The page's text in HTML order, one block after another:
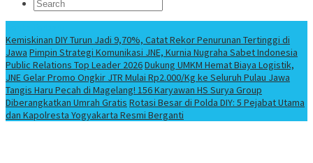
Kemiskinan DIY Turun Jadi 9,70%, Catat Rekor Penurunan Tertinggi di
Jawa Pimpin Strategi Komunikasi JNE, Kurnia Nugraha Sabet Indonesia
Public Relations Top Leader 2026Dukung UMKM Hemat Biaya Logistik,
JNE Gelar Promo Ongkir JTR Mulai Rp2.000/Kg ke Seluruh Pulau Jawa
Tangis Haru Pecah di Magelang! 156 Karyawan HS Surya Group
Diberangkatkan Umrah Gratis Rotasi Besar di Polda DIY: 5 Pejabat Utama
dan Kapolresta Yogyakarta Resmi Berganti